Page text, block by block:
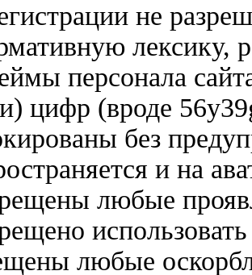
не
лексику,
персонала
цифр (вроде
без
и на
любые
любые